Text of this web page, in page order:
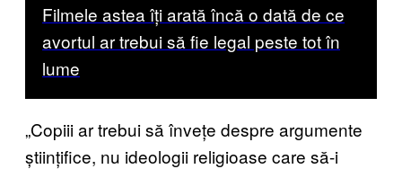
Filmele astea îți arată încă o dată de ce
avortul ar trebui să fie legal peste tot în
lume
„Copiii ar trebui să învețe despre argumente
științifice, nu ideologii religioase care să-i